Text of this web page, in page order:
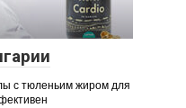
с тюленьим жиром для